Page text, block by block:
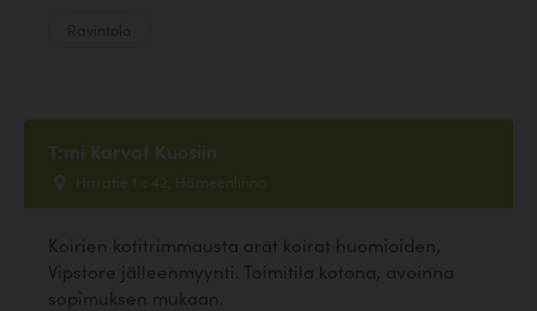
T:mi Karvat Kuosiin
Haratie 1 c 42, Hämeenlinna
Koirien kotitrimmausta arat koirat huomioiden,
Vipstore jälleenmyynti. Toimitila kotona, avoinna
sopimuksen mukaan.